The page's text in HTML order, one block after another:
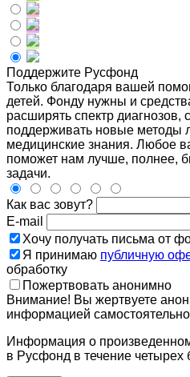
Поддержите Русфонд
Только благодаря вашей
детей. Фонду нужны и
расширять спектр диагнозов,
поддерживать новые методы
медицинские знания. Любое
поможет нам лучше, полнее,
задачи.
Как вас зовут?
E-mail
Хочу получать письма от
Я принимаю публичную
обработку
Пожертвовать анонимно
Внимание! Вы жертвуете
информацией
Информация о
в Русфонд в течение четырех